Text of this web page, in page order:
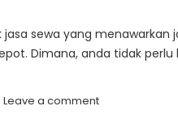
sewa yang menawarkan
Dimana, anda tidak
Leave a comment